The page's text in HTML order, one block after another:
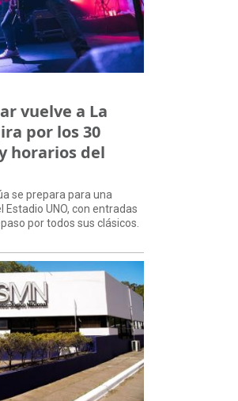
vuelve a La
por los 30
horarios del
se prepara para una
Estadio UNO, con entradas
por todos sus clásicos.